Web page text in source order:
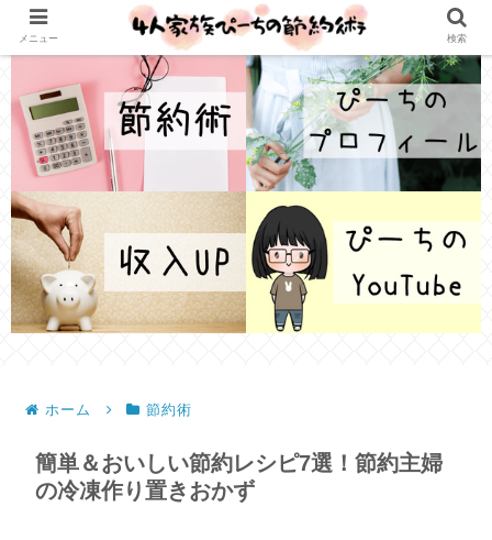
ホーム 節約術
簡単＆おいしい節約レシピ7選！節約主婦
の冷凍作り置きおかず
メニュー 検索